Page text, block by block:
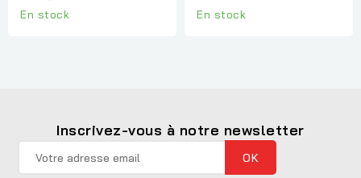
En stock En stock
Inscrivez-vous à notre newsletter